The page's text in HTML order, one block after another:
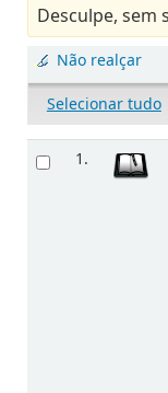
Desculpe, sem
Não realçar
Selecionar tudo
1.